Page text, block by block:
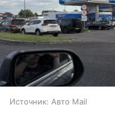
Источник: Авто Mail